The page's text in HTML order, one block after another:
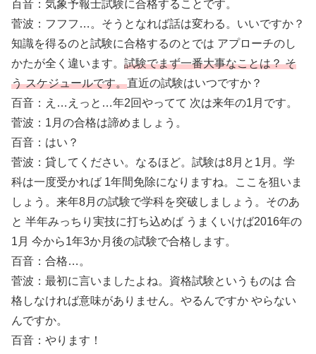
百音：気象予報士試験に合格することです。
菅波：フフフ…。そうとなれば話は変わる。いいですか？
知識を得るのと試験に合格するのとでは アプローチのし
かたが全く違います。 試験でまず一番大事なことは？ そ
う スケジュールです。直近の試験はいつですか？
百音：え…えっと…年2回やってて 次は来年の1月です。
菅波：1月の合格は諦めましょう。
百音：はい？
菅波：貸してください。なるほど。試験は8月と1月。学
科は一度受かれば 1年間免除になりますね。ここを狙いま
しょう。来年8月の試験で学科を突破しましょう。そのあ
と 半年みっちり実技に打ち込めば うまくいけば2016年の
1月 今から1年3か月後の試験で合格します。
百音：合格…。
菅波：最初に言いましたよね。資格試験というものは 合
格しなければ意味がありません。やるんですか やらない
んですか。
百音：やります！